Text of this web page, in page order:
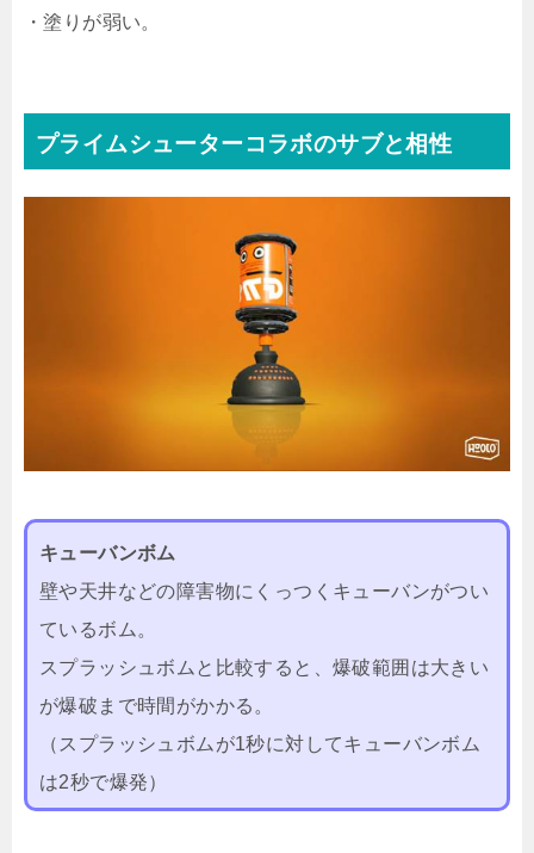
・塗りが弱い。
プライムシューターコラボのサブと相性
キューバンボム
壁や天井などの障害物にくっつくキューバンがつい
ているボム。
スプラッシュボムと比較すると、爆破範囲は大きい
が爆破まで時間がかかる。
（スプラッシュボムが1秒に対してキューバンボム
は2秒で爆発）